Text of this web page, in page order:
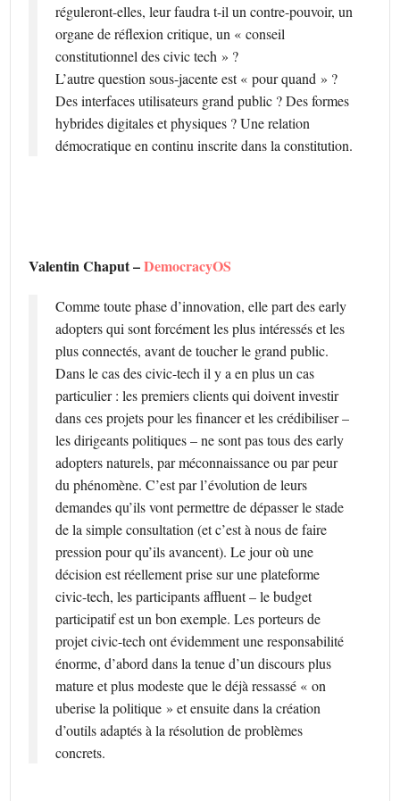
réguleront-elles, leur faudra t-il un contre-pouvoir, un
organe de réflexion critique, un « conseil
constitutionnel des civic tech » ?
L’autre question sous-jacente est « pour quand » ?
Des interfaces utilisateurs grand public ? Des formes
hybrides digitales et physiques ? Une relation
démocratique en continu inscrite dans la constitution.
Valentin Chaput –DemocracyOS
Comme toute phase d’innovation, elle part des early
adopters qui sont forcément les plus intéressés et les
plus connectés, avant de toucher le grand public.
Dans le cas des civic-tech il y a en plus un cas
particulier : les premiers clients qui doivent investir
dans ces projets pour les financer et les crédibiliser –
les dirigeants politiques – ne sont pas tous des early
adopters naturels, par méconnaissance ou par peur
du phénomène. C’est par l’évolution de leurs
demandes qu’ils vont permettre de dépasser le stade
de la simple consultation (et c’est à nous de faire
pression pour qu’ils avancent). Le jour où une
décision est réellement prise sur une plateforme
civic-tech, les participants affluent – le budget
participatif est un bon exemple. Les porteurs de
projet civic-tech ont évidemment une responsabilité
énorme, d’abord dans la tenue d’un discours plus
mature et plus modeste que le déjà ressassé « on
uberise la politique » et ensuite dans la création
d’outils adaptés à la résolution de problèmes
concrets.